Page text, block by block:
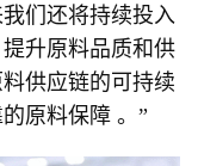
们还将持续投入
升原料品质和供
供应链的可持续
原料保障 。”